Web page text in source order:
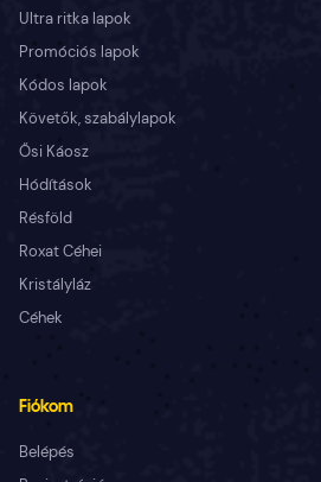
Ultra ritka lapok
Promóciós lapok
Kódos lapok
Követők, szabálylapok
Ősi Káosz
Hódítások
Résföld
Roxat Céhei
Kristályláz
Céhek
Fiókom
Belépés